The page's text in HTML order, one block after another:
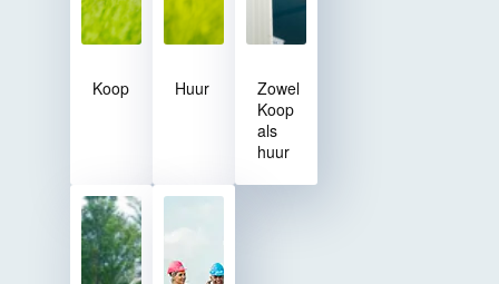
Koop Huur
Zowel
Koop
als
huur